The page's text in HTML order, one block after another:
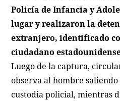
Policía de Infancia y
lugar y realizaron la
extranjero, identificado
ciudadano
Luego de la captura,
observa al hombre
custodia policial, mientras